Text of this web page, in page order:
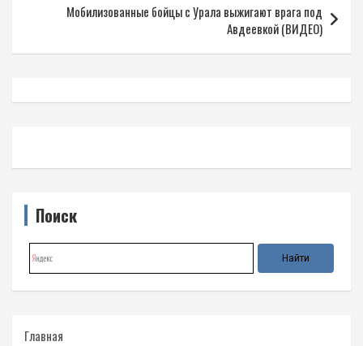
Мобилизованные бойцы с Урала выжигают врага под
Авдеевкой (ВИДЕО)
Поиск
Главная